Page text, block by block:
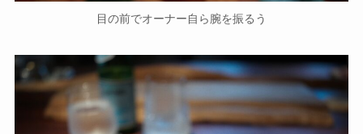
目の前でオーナー自ら腕を振るう